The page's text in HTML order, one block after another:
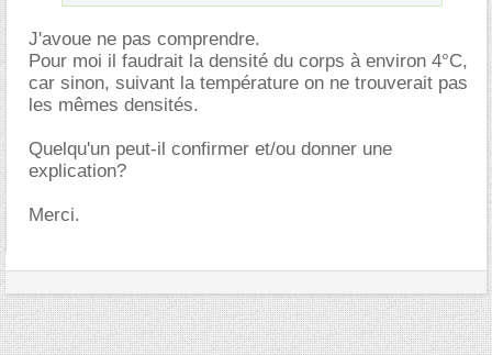
J'avoue ne pas comprendre.
Pour moi il faudrait la densité du corps à environ 4°C,
car sinon, suivant la température on ne trouverait pas
les mêmes densités.
Quelqu'un peut-il confirmer et/ou donner une
explication?
Merci.